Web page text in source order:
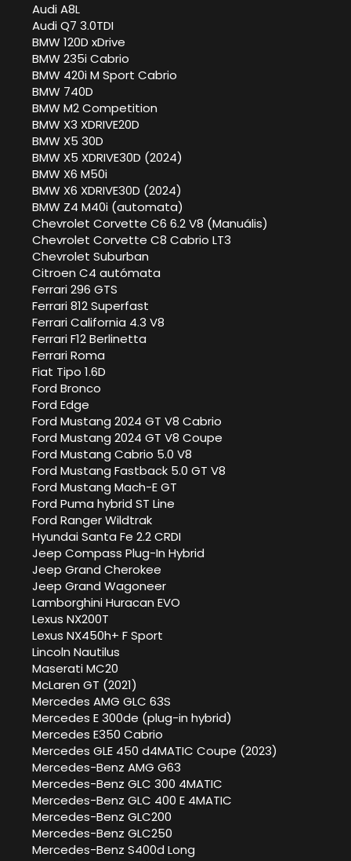
Audi A8L
Audi Q7 3.0TDI
BMW 120D xDrive
BMW 235i Cabrio
BMW 420i M Sport Cabrio
BMW 740D
BMW M2 Competition
BMW X3 XDRIVE20D
BMW X5 30D
BMW X5 XDRIVE30D (2024)
BMW X6 M50i
BMW X6 XDRIVE30D (2024)
BMW Z4 M40i (automata)
Chevrolet Corvette C6 6.2 V8 (Manuális)
Chevrolet Corvette C8 Cabrio LT3
Chevrolet Suburban
Citroen C4 autómata
Ferrari 296 GTS
Ferrari 812 Superfast
Ferrari California 4.3 V8
Ferrari F12 Berlinetta
Ferrari Roma
Fiat Tipo 1.6D
Ford Bronco
Ford Edge
Ford Mustang 2024 GT V8 Cabrio
Ford Mustang 2024 GT V8 Coupe
Ford Mustang Cabrio 5.0 V8
Ford Mustang Fastback 5.0 GT V8
Ford Mustang Mach-E GT
Ford Puma hybrid ST Line
Ford Ranger Wildtrak
Hyundai Santa Fe 2.2 CRDI
Jeep Compass Plug-In Hybrid
Jeep Grand Cherokee
Jeep Grand Wagoneer
Lamborghini Huracan EVO
Lexus NX200T
Lexus NX450h+ F Sport
Lincoln Nautilus
Maserati MC20
McLaren GT (2021)
Mercedes AMG GLC 63S
Mercedes E 300de (plug-in hybrid)
Mercedes E350 Cabrio
Mercedes GLE 450 d4MATIC Coupe (2023)
Mercedes-Benz AMG G63
Mercedes-Benz GLC 300 4MATIC
Mercedes-Benz GLC 400 E 4MATIC
Mercedes-Benz GLC200
Mercedes-Benz GLC250
Mercedes-Benz S400d Long